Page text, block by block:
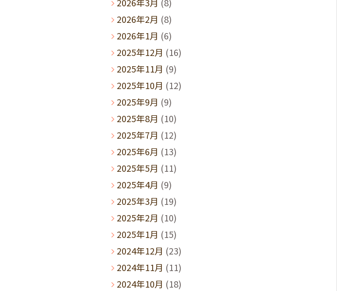
2026年2月 (8)
2026年1月 (6)
2025年12月 (16)
2025年11月 (9)
2025年10月 (12)
2025年9月 (9)
2025年8月 (10)
2025年7月 (12)
2025年6月 (13)
2025年5月 (11)
2025年4月 (9)
2025年3月 (19)
2025年2月 (10)
2025年1月 (15)
2024年12月 (23)
2024年11月 (11)
2024年10月 (18)